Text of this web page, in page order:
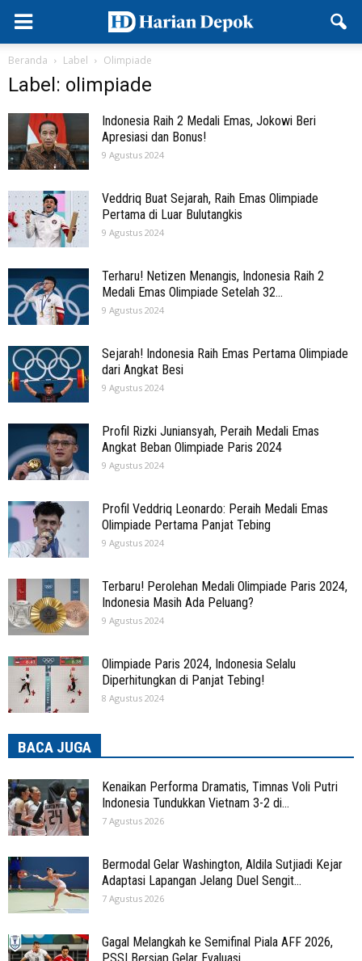
Beranda Label Olimpiade
Label: olimpiade
Indonesia Raih 2 Medali Emas, Jokowi Beri
Apresiasi dan Bonus!
9 Agustus 2024
Veddriq Buat Sejarah, Raih Emas Olimpiade
Pertama di Luar Bulutangkis
9 Agustus 2024
Terharu! Netizen Menangis, Indonesia Raih 2
Medali Emas Olimpiade Setelah 32...
9 Agustus 2024
Sejarah! Indonesia Raih Emas Pertama Olimpiade
dari Angkat Besi
9 Agustus 2024
Profil Rizki Juniansyah, Peraih Medali Emas
Angkat Beban Olimpiade Paris 2024
9 Agustus 2024
Profil Veddriq Leonardo: Peraih Medali Emas
Olimpiade Pertama Panjat Tebing
9 Agustus 2024
Terbaru! Perolehan Medali Olimpiade Paris 2024,
Indonesia Masih Ada Peluang?
9 Agustus 2024
Olimpiade Paris 2024, Indonesia Selalu
Diperhitungkan di Panjat Tebing!
8 Agustus 2024
BACA JUGA
Kenaikan Performa Dramatis, Timnas Voli Putri
Indonesia Tundukkan Vietnam 3-2 di...
7 Agustus 2026
Bermodal Gelar Washington, Aldila Sutjiadi Kejar
Adaptasi Lapangan Jelang Duel Sengit...
7 Agustus 2026
Gagal Melangkah ke Semifinal Piala AFF 2026,